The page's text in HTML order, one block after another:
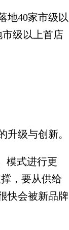
40家市级以
市级以上首店
级与创新。
模式进行更
，要从供给
快会被新品牌